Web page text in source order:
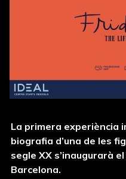
La primera experiència
biografia d’una de les
segle XX s’inaugurarà
Barcelona.